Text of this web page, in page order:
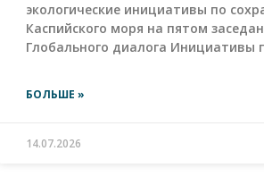
экологические инициативы по
Каспийского моря на пятом
Глобального диалога Инициативы
БОЛЬШЕ »
14.07.2026